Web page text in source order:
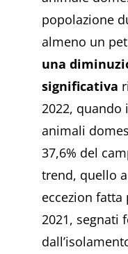
popolazione
almeno un
una
significativa
2022, quando
animali
37,6% del
trend, quello
eccezion fatta
2021, segnati